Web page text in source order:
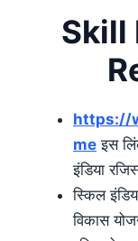
Skill
https://
me इस
इंडिया
स्किल
विकास